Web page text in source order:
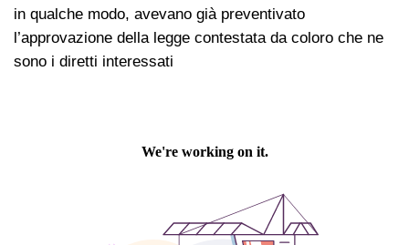
in qualche modo, avevano già preventivato
l’approvazione della legge contestata da coloro che ne
sono i diretti interessati